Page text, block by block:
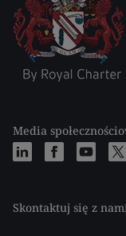
Media
Skontaktuj się z